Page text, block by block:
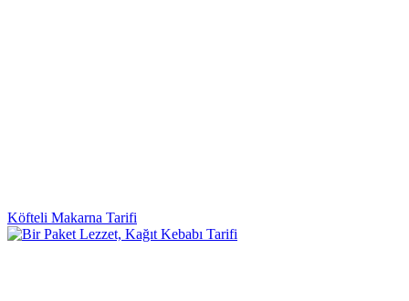
Köfteli Makarna Tarifi